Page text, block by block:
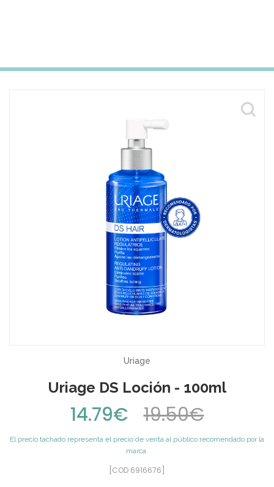
Uriage
Uriage DS Loción - 100ml
14.79€ 19.50€
El precio tachado representa el precio de venta al público recomendado por la
marca.
[COD 6916676]